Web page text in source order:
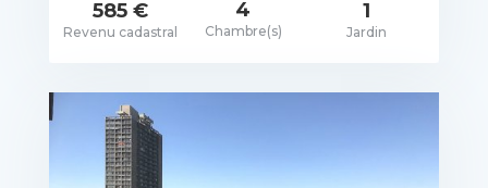
Pas de prix spécifié
585 €
Revenu cadastral
4
Chambre(s)
1
Jardin